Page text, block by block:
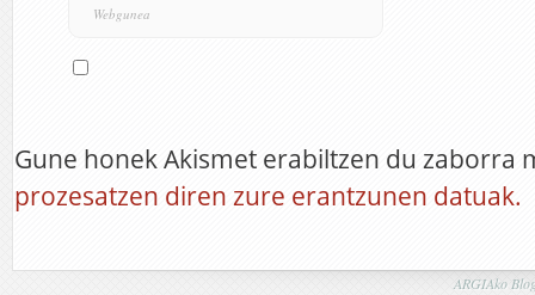
Gune honek Akismet erabiltzen du zaborra
prozesatzen diren zure erantzunen datuak.
ARGIAko